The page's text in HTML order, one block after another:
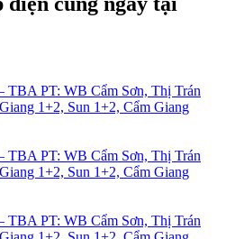
PT: WB Cẩm Sơn, Thị Trán
1+2, Sun 1+2, Cẩm Giang
PT: WB Cẩm Sơn, Thị Trán
1+2, Sun 1+2, Cẩm Giang
PT: WB Cẩm Sơn, Thị Trán